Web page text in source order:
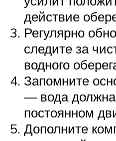
действие
Регулярно
следите за
водного
Запомните
— вода
постоянном
Дополните